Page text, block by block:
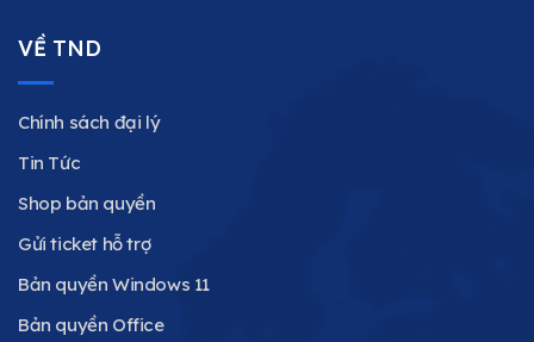
VỀ TND
Chính sách đại lý
Tin Tức
Shop bản quyền
Gửi ticket hỗ trợ
Bản quyền Windows 11
Bản quyền Office